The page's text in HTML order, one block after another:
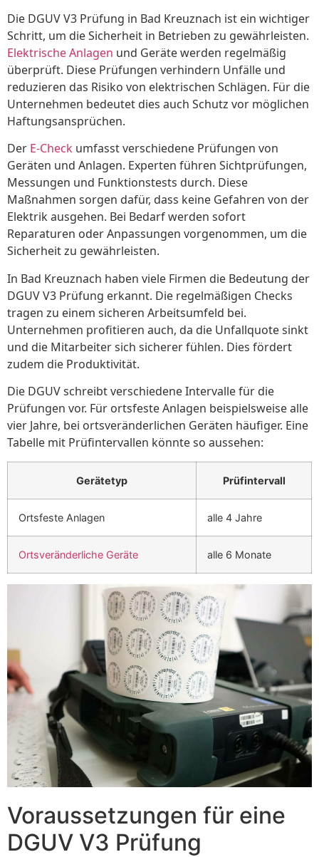
Die DGUV V3 Prüfung in Bad Kreuznach ist ein wichtiger
Schritt, um die Sicherheit in Betrieben zu gewährleisten.
Elektrische Anlagen und Geräte werden regelmäßig
überprüft. Diese Prüfungen verhindern Unfälle und
reduzieren das Risiko von elektrischen Schlägen. Für die
Unternehmen bedeutet dies auch Schutz vor möglichen
Haftungsansprüchen.
Der E-Check umfasst verschiedene Prüfungen von
Geräten und Anlagen. Experten führen Sichtprüfungen,
Messungen und Funktionstests durch. Diese
Maßnahmen sorgen dafür, dass keine Gefahren von der
Elektrik ausgehen. Bei Bedarf werden sofort
Reparaturen oder Anpassungen vorgenommen, um die
Sicherheit zu gewährleisten.
In Bad Kreuznach haben viele Firmen die Bedeutung der
DGUV V3 Prüfung erkannt. Die regelmäßigen Checks
tragen zu einem sicheren Arbeitsumfeld bei.
Unternehmen profitieren auch, da die Unfallquote sinkt
und die Mitarbeiter sich sicherer fühlen. Dies fördert
zudem die Produktivität.
Die DGUV schreibt verschiedene Intervalle für die
Prüfungen vor. Für ortsfeste Anlagen beispielsweise alle
vier Jahre, bei ortsveränderlichen Geräten häufiger. Eine
Tabelle mit Prüfintervallen könnte so aussehen:
Gerätetyp Prüfintervall
Ortsfeste Anlagen alle 4 Jahre
Ortsveränderliche Geräte alle 6 Monate
Voraussetzungen für eine
DGUV V3 Prüfung